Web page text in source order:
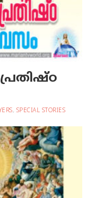
, SPECIAL STORIES